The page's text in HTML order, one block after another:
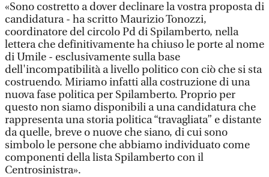
«Sono costretto a dover declinare la vostra proposta di
candidatura - ha scritto Maurizio Tonozzi,
coordinatore del circolo Pd di Spilamberto, nella
lettera che definitivamente ha chiuso le porte al nome
di Umile - esclusivamente sulla base
dell'incompatibilità a livello politico con ciò che si sta
costruendo. Miriamo infatti alla costruzione di una
nuova fase politica per Spilamberto. Proprio per
questo non siamo disponibili a una candidatura che
rappresenta una storia politica “travagliata” e distante
da quelle, breve o nuove che siano, di cui sono
simbolo le persone che abbiamo individuato come
componenti della lista Spilamberto con il
Centrosinistra».